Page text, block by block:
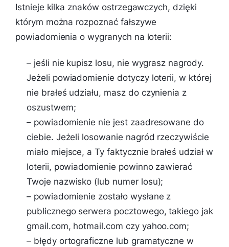
Istnieje kilka znaków ostrzegawczych, dzięki
którym można rozpoznać fałszywe
powiadomienia o wygranych na loterii:
– jeśli nie kupisz losu, nie wygrasz nagrody.
Jeżeli powiadomienie dotyczy loterii, w której
nie brałeś udziału, masz do czynienia z
oszustwem;
– powiadomienie nie jest zaadresowane do
ciebie. Jeżeli losowanie nagród rzeczywiście
miało miejsce, a Ty faktycznie brałeś udział w
loterii, powiadomienie powinno zawierać
Twoje nazwisko (lub numer losu);
– powiadomienie zostało wysłane z
publicznego serwera pocztowego, takiego jak
gmail.com, hotmail.com czy yahoo.com;
– błędy ortograficzne lub gramatyczne w